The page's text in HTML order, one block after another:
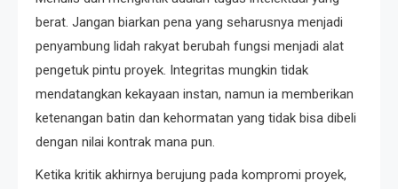
berat. Jangan biarkan pena yang seharusnya menjadi
penyambung lidah rakyat berubah fungsi menjadi alat
pengetuk pintu proyek. Integritas mungkin tidak
mendatangkan kekayaan instan, namun ia memberikan
ketenangan batin dan kehormatan yang tidak bisa dibeli
dengan nilai kontrak mana pun.
Ketika kritik akhirnya berujung pada kompromi proyek,